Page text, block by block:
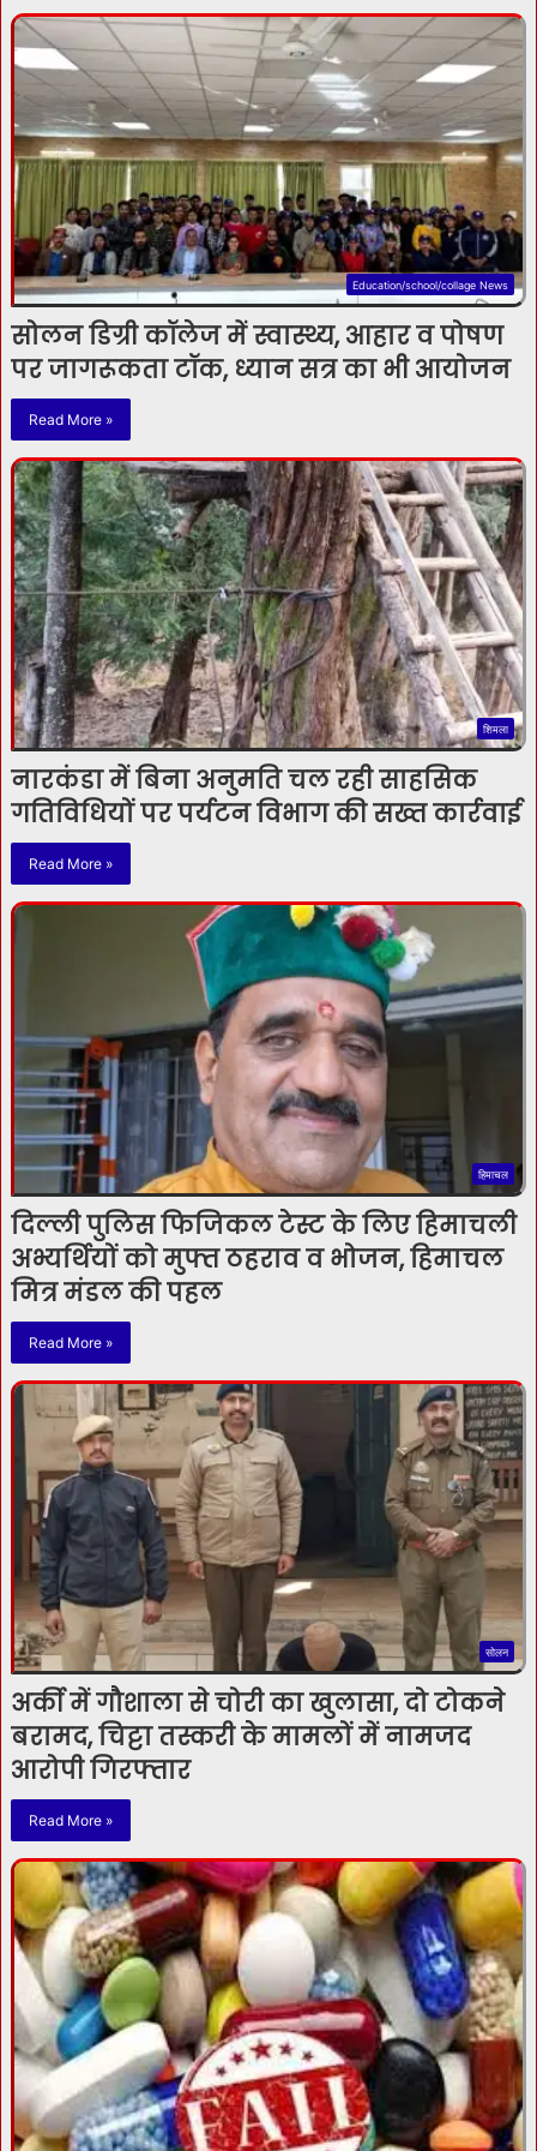
Education/school/collage News
सोलन डिग्री कॉलेज में स्वास्थ्य, आहार व पोषण
पर जागरूकता टॉक, ध्यान सत्र का भी आयोजन
Read More »
शिमला
नारकंडा में बिना अनुमति चल रही साहसिक
गतिविधियों पर पर्यटन विभाग की सख्त कार्रवाई
Read More »
हिमाचल
दिल्ली पुलिस फिजिकल टेस्ट के लिए हिमाचली
अभ्यर्थियों को मुफ्त ठहराव व भोजन, हिमाचल
मित्र मंडल की पहल
Read More »
सोलन
अर्की में गौशाला से चोरी का खुलासा, दो टोकने
बरामद, चिट्टा तस्करी के मामलों में नामजद
आरोपी गिरफ्तार
Read More »